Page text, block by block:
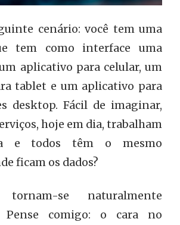
cenário: você tem uma
tem como interface uma
aplicativo para celular, um
tablet e um aplicativo para
desktop. Fácil de imaginar,
hoje em dia, trabalham
e todos têm o mesmo
ficam os dados?
se naturalmente
Pense comigo: o cara no